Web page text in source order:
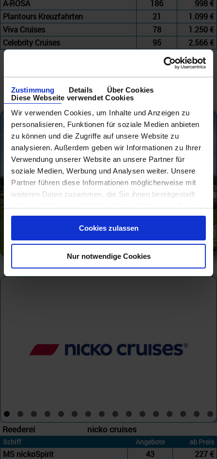
Zustimmung Details
Über Cookies
Diese Webseite verwendet Cookies
Wir verwenden Cookies, um Inhalte und Anzeigen zu
personalisieren, Funktionen für soziale Medien anbieten
zu können und die Zugriffe auf unsere Website zu
analysieren. Außerdem geben wir Informationen zu Ihrer
Verwendung unserer Website an unsere Partner für
soziale Medien, Werbung und Analysen weiter. Unsere
Partner führen diese Informationen möglicherweise mit
weiteren Daten zusammen, die Sie ihnen bereitgestellt
gesammelt haben.
Cookies zulassen
Nur notwendige Cookies
A-ROSA
186
998 €
Plantours Kreuzfahrten
21
1.099 €
Viva Cruises
78
1.250 €
Celebrity Cruises
95 2.566 €
Reederei nicko cruises
Schiff Angebote ab Preis
MS nickoSpirit 43 227 €